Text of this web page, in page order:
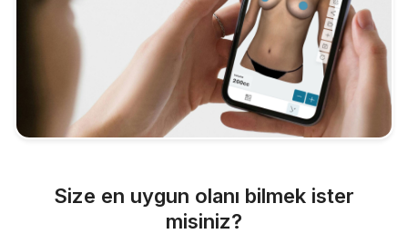
Size en uygun olanı bilmek ister
misiniz?